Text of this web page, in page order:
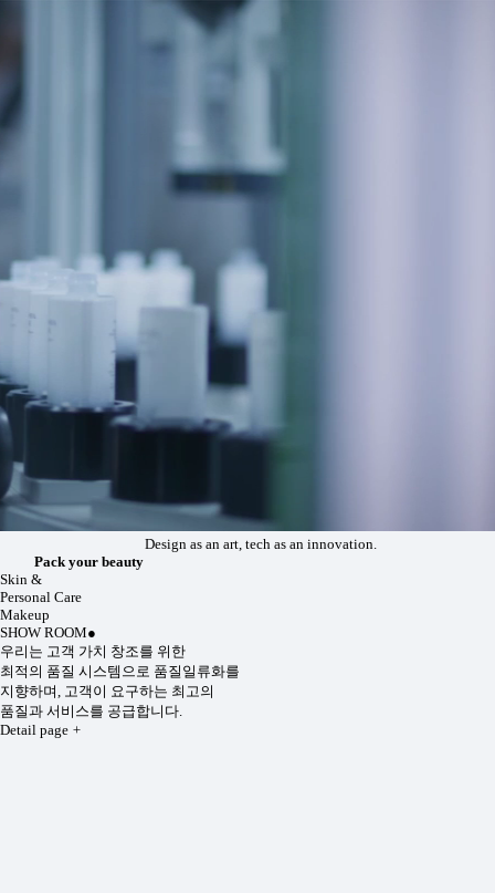
Design as an art, tech as an innovation.
Pack your beauty
Skin &
Personal Care
Makeup
SHOW ROOM●
우리는 고객 가치 창조를 위한
최적의 품질 시스템으로 품질일류화를
지향하며, 고객이 요구하는 최고의
품질과 서비스를 공급합니다.
Detail page +